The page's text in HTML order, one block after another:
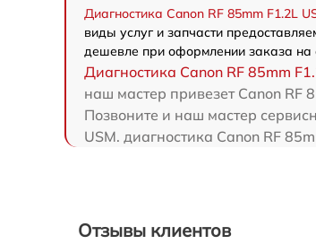
Диагностика Canon RF 85mm F1.2L
виды услуг и запчасти
дешевле при оформлении заказа на
Диагностика Canon RF 85mm
наш мастер привезет Canon RF
Позвоните и наш мастер
USM. диагностика Canon RF
Отзывы клиентов